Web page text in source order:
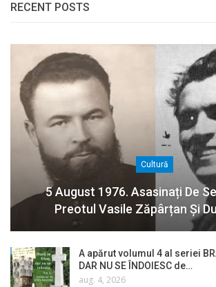
RECENT POSTS
Cultură
5 August 1976. Asasinați De
Preotul Vasile Zăpârțan Și
A apărut volumul 4 al seriei
DAR NU SE ÎNDOIESC de…
aug. 4, 2026